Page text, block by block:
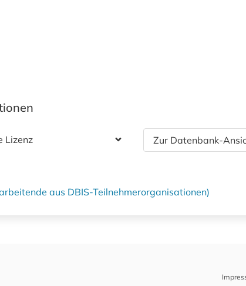
Lizenz Zur Datenbank-
aus DBIS-Teilnehmerorganisationen)